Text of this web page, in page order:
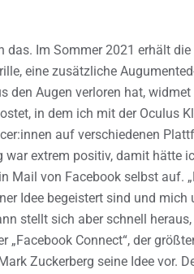
das. Im Sommer 2021 erhält
eine zusätzliche
den Augen verloren hat,
in dem ich mit der Oculus
auf verschiedenen
war extrem positiv, damit hätte
Mail von Facebook selbst auf.
Idee begeistert sind und
stellt sich aber schnell
„Facebook Connect“, der
Zuckerberg seine Idee vor.